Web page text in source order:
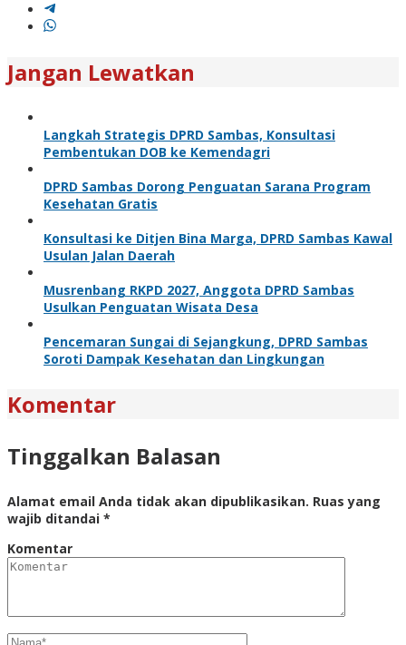
Jangan Lewatkan
Langkah Strategis DPRD Sambas, Konsultasi
Pembentukan DOB ke Kemendagri
DPRD Sambas Dorong Penguatan Sarana Program
Kesehatan Gratis
Konsultasi ke Ditjen Bina Marga, DPRD Sambas Kawal
Usulan Jalan Daerah
Musrenbang RKPD 2027, Anggota DPRD Sambas
Usulkan Penguatan Wisata Desa
Pencemaran Sungai di Sejangkung, DPRD Sambas
Soroti Dampak Kesehatan dan Lingkungan
Komentar
Tinggalkan Balasan
Alamat email Anda tidak akan dipublikasikan. Ruas yang
wajib ditandai *
Komentar